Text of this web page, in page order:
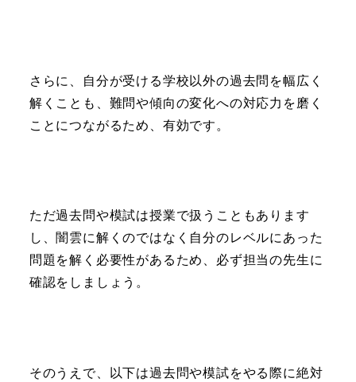
さらに、自分が受ける学校以外の過去問を幅広く
解くことも、難問や傾向の変化への対応力を磨く
ことにつながるため、有効です。
ただ過去問や模試は授業で扱うこともあります
し、闇雲に解くのではなく自分のレベルにあった
問題を解く必要性があるため、必ず担当の先生に
確認をしましょう。
そのうえで、以下は過去問や模試をやる際に絶対